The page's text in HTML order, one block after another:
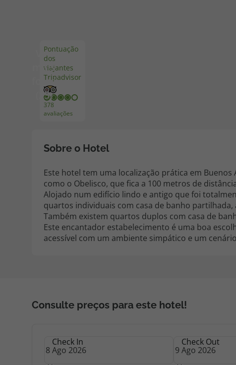
Disneyland ® Paris
Pontuação
dos
viajantes
Tripadvisor
378
avaliações
Ver
mais
fotos
(25)
Sobre o Hotel
Este hotel tem uma localização prática em
como o Obelisco, que fica a 100 metros de
Alojado num edifício lindo e antigo que foi
quartos individuais com casa de banho
Também existem quartos duplos com casa de
Este encantador estabelecimento é uma boa
acessível com um ambiente simpático e um
Consulte preços para este hotel!
Check In Check Out